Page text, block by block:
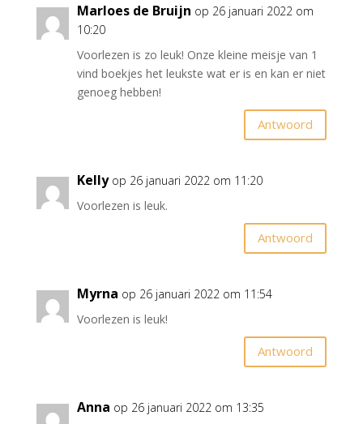
Marloes de Bruijn op 26 januari 2022 om
10:20
Voorlezen is zo leuk! Onze kleine meisje van 1
vind boekjes het leukste wat er is en kan er niet
genoeg hebben!
Antwoord
Kelly op 26 januari 2022 om 11:20
Voorlezen is leuk.
Antwoord
Myrna op 26 januari 2022 om 11:54
Voorlezen is leuk!
Antwoord
Anna op 26 januari 2022 om 13:35